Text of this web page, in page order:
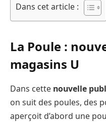
Dans cet article :
La Poule :
magasins U
Dans cette nouvelle
on suit des poules, des
aperçoit d’abord une